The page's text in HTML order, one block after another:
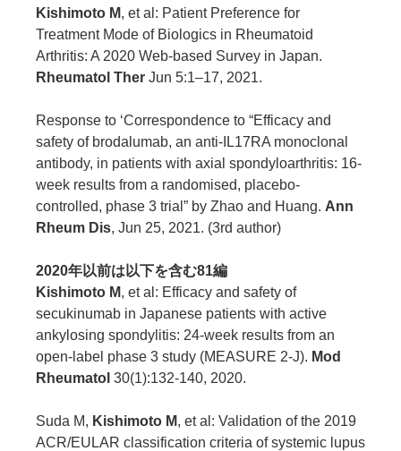
Kishimoto M, et al: Patient Preference for
Treatment Mode of Biologics in Rheumatoid
Arthritis: A 2020 Web-based Survey in Japan.
Rheumatol Ther Jun 5:1–17, 2021.
Response to ‘Correspondence to “Efficacy and
safety of brodalumab, an anti-IL17RA monoclonal
antibody, in patients with axial spondyloarthritis: 16-
week results from a randomised, placebo-
controlled, phase 3 trial” by Zhao and Huang. Ann
Rheum Dis, Jun 25, 2021. (3rd author)
2020年以前は以下を含む81編
Kishimoto M, et al: Efficacy and safety of
secukinumab in Japanese patients with active
ankylosing spondylitis: 24-week results from an
open-label phase 3 study (MEASURE 2-J). Mod
Rheumatol 30(1):132-140, 2020.
Suda M, Kishimoto M, et al: Validation of the 2019
ACR/EULAR classification criteria of systemic lupus